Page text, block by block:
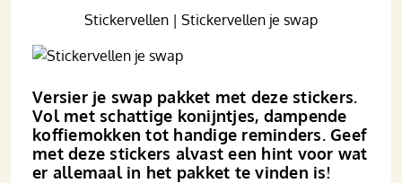
Versier je swap pakket met deze stickers.
Vol met schattige konijntjes, dampende
koffiemokken tot handige reminders. Geef
met deze stickers alvast een hint voor wat
er allemaal in het pakket te vinden is!
Stickervellen | Stickervellen je swap